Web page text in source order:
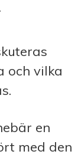
och vilka
en
med den